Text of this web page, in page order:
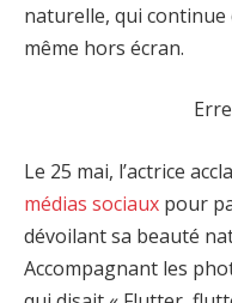
naturelle, qui continue
même hors écran.
Le 25 mai, l’actrice
médias sociaux pour
dévoilant sa beauté
Accompagnant les